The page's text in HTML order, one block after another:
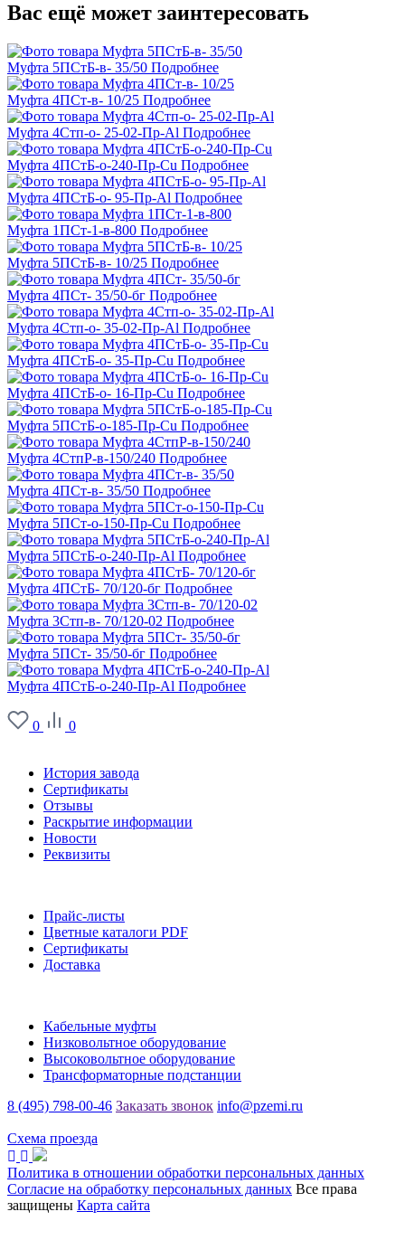
Вас ещё может заинтересовать
Муфта 5ПСтБ-в- 35/50 Подробнее
Муфта 4ПСт-в- 10/25 Подробнее
Муфта 4Стп-о- 25-02-Пр-Al Подробнее
Муфта 4ПСтБ-о-240-Пр-Cu Подробнее
Муфта 4ПСтБ-о- 95-Пр-Al Подробнее
Муфта 1ПСт-1-в-800 Подробнее
Муфта 5ПСтБ-в- 10/25 Подробнее
Муфта 4ПСт- 35/50-бг Подробнее
Муфта 4Стп-о- 35-02-Пр-Al Подробнее
Муфта 4ПСтБ-о- 35-Пр-Cu Подробнее
Муфта 4ПСтБ-о- 16-Пр-Cu Подробнее
Муфта 5ПСтБ-о-185-Пр-Cu Подробнее
Муфта 4СтпР-в-150/240 Подробнее
Муфта 4ПСт-в- 35/50 Подробнее
Муфта 5ПСт-о-150-Пр-Cu Подробнее
Муфта 5ПСтБ-о-240-Пр-Al Подробнее
Муфта 4ПСтБ- 70/120-бг Подробнее
Муфта 3Стп-в- 70/120-02 Подробнее
Муфта 5ПСт- 35/50-бг Подробнее
Муфта 4ПСтБ-о-240-Пр-Al Подробнее
0
0
История завода
Сертификаты
Отзывы
Раскрытие информации
Новости
Реквизиты
Прайс-листы
Цветные каталоги PDF
Сертификаты
Доставка
Кабельные муфты
Низковольтное оборудование
Высоковольтное оборудование
Трансформаторные подстанции
8 (495) 798-00-46 Заказать звонок info@pzemi.ru
Схема проезда
Политика в отношении обработки персональных данных
Согласие на обработку персональных данных Все права
защищены Карта сайта